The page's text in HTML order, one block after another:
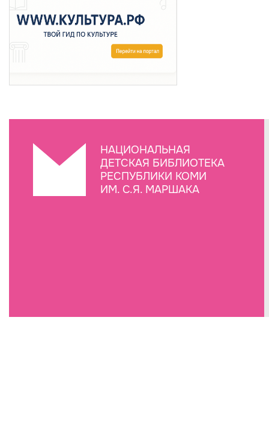
НАЦИОНАЛЬНАЯ
ДЕТСКАЯ БИБЛИОТЕКА
РЕСПУБЛИКИ КОМИ
ИМ. С.Я. МАРШАКА